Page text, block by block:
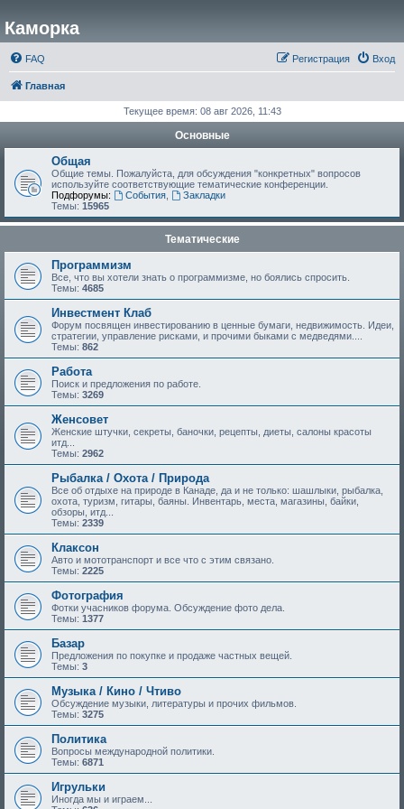
Каморка
FAQ Вход
Регистрация
Главная
Текущее время: 08 авг 2026, 11:43
Основные
Общая
Общие темы. Пожалуйста, для обсуждения "конкретных" вопросов
используйте соответствующие тематические конференции.
Подфорумы:
События,
Закладки
Темы: 15965
Тематические
Программизм
Все, что вы хотели знать о программизме, но боялись спросить.
Темы: 4685
Инвестмент Клаб
Форум посвящен инвестированию в ценные бумаги, недвижимость. Идеи,
стратегии, управление рисками, и прочими быками с медведями....
Темы: 862
Работа
Поиск и предложения по работе.
Темы: 3269
Женсовет
Женские штучки, секреты, баночки, рецепты, диеты, салоны красоты
итд...
Темы: 2962
Рыбалка / Охота / Природа
Все об отдыхе на природе в Канаде, да и не только: шашлыки, рыбалка,
охота, туризм, гитары, баяны. Инвентарь, места, магазины, байки,
обзоры, итд...
Темы: 2339
Клаксон
Авто и мототранспорт и все что с этим связано.
Темы: 2225
Фотография
Фотки учасников форума. Обсуждение фото дела.
Темы: 1377
Базар
Предложения по покупке и продаже частных вещей.
Темы: 3
Музыка / Кино / Чтиво
Обсуждение музыки, литературы и прочих фильмов.
Темы: 3275
Политика
Вопросы международной политики.
Темы: 6871
Игрульки
Иногда мы и играем...